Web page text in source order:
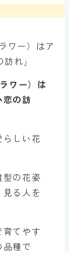
ワー）は
恋の訪
しい花
型の花姿
る人を
てやす
種で